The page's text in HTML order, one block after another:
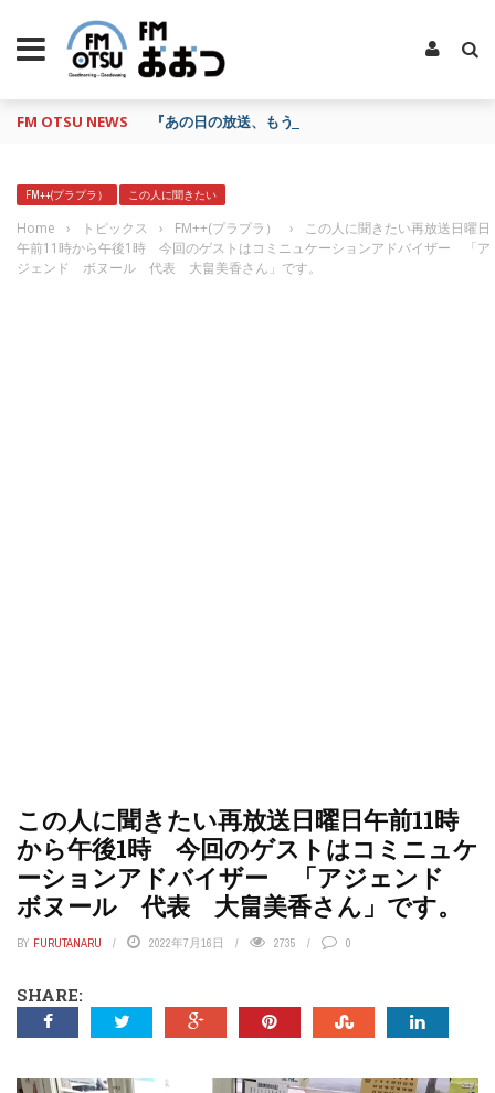
FM OTSU NEWS 『あの日の放送、もう一度聴きたいな…』にお応え
FM++(プラプラ） この人に聞きたい
Home › トピックス › FM++(プラプラ） ›
この人に聞きたい再放送日曜日
午前11時から午後1時 今回のゲストはコミニュケーションアドバイザー 「ア
ジェンド ボヌール 代表 大畠美香さん」です。
この人に聞きたい再放送日曜日午前11時
から午後1時 今回のゲストはコミニュケ
ーションアドバイザー 「アジェンド
ボヌール 代表 大畠美香さん」です。
BY FURUTANARU 2022年7月16日 2735 0
SHARE: